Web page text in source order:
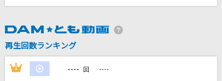
DAMに会員登録・ログインして
再生回数ランキング
1 ---- 回 ----